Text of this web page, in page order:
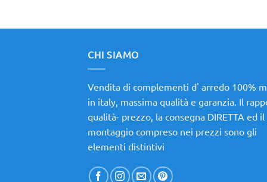
CHI SIAMO
Vendita di complementi d' arredo 100%
in italy, massima qualità e garanzia. Il
qualità- prezzo, la consegna DIRETTA ed il
montaggio compreso nei prezzi sono gli
elementi distintivi